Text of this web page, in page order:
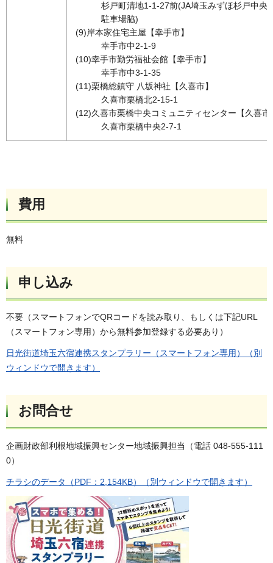
杉戸町清地1-1-27前(JA埼玉みずほ杉戸中央
駐車場脇)
(9)岸本家住宅主屋【幸手市】
幸手市中2-1-9
(10)幸手市勤労福祉会館【幸手市】
幸手市中3-1-35
(11)栗橋総鎮守 八坂神社【久喜市】
久喜市栗橋北2-15-1
(12)久喜市栗橋中央コミュニティセンター【久喜市
久喜市栗橋中央2-7-1
費用
無料
申し込み
不要（スマートフォンでQRコードを読み取り、もしくは下記URL
（スマートフォン専用）から無料参加登録する必要あり）
日光街道埼玉六宿連携スタンプラリー（スマートフォン専用）（別
ウィンドウで開きます）
お問合せ
企画財政部利根地域振興センター地域振興担当（電話 048-555-111
0）
チラシのデータ（PDF：2,154KB）（別ウィンドウで開きます）